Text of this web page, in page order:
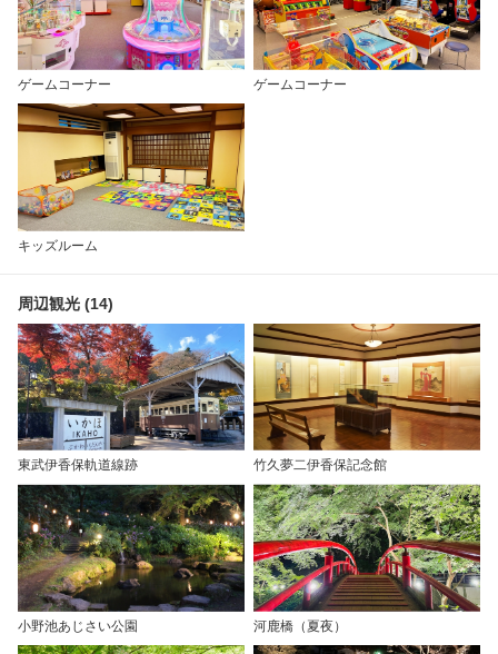
ゲームコーナー ゲームコーナー
キッズルーム
周辺観光 (14)
東武伊香保軌道線跡 竹久夢二伊香保記念館
小野池あじさい公園 河鹿橋（夏夜）